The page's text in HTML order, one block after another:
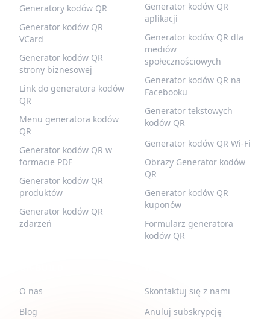
Generatory kodów QR
Generator kodów QR
VCard
Generator kodów QR
strony biznesowej
Link do generatora kodów
QR
Menu generatora kodów
QR
Generator kodów QR w
formacie PDF
Generator kodów QR
produktów
Generator kodów QR
zdarzeń
Generator kodów QR
aplikacji
Generator kodów QR dla
mediów
społecznościowych
Generator kodów QR na
Facebooku
Generator tekstowych
kodów QR
Generator kodów QR Wi-Fi
Obrazy Generator kodów
QR
Generator kodów QR
kuponów
Formularz generatora
kodów QR
O nas
Blog
Skontaktuj się z nami
Anuluj subskrypcję